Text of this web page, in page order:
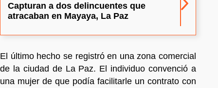
Capturan a dos delincuentes que
atracaban en Mayaya, La Paz
El último hecho se registró en una zona comercial
de la ciudad de La Paz. El individuo convenció a
una mujer de que podía facilitarle un contrato con